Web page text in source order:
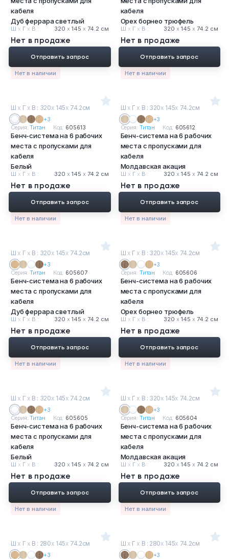
кабеля
Дуб феррара светлый
Ш х Г х В : 320 х145 х74.2 см
Нет в продаже
Нет в наличии
Отправить запрос
кабеля
Орех борнео трюфель
Ш х Г х В : 320 х 145 х 74.2 см
Нет в продаже
Нет в наличии
Отправить запрос
Ш х Г х В : 320х 145х 74.2см
+3
Серия:Титан Код: 605613
Бенч-система на 6 рабочих
места с пропусками для
кабеля
Белый
Ш х Г х В : 320 х145 х74.2 см
Нет в продаже
Нет в наличии
Отправить запрос
Ш х Г х В : 320х 145х 74.2см
+3
Серия: Титан Код: 605612
Бенч-система на 6 рабочих
места с пропусками для
кабеля
Молдавская акация
Ш х Г х В : 320 х 145 х 74.2 см
Нет в продаже
Нет в наличии
Отправить запрос
Ш х Г х В : 320х 145х 74.2см
+3
Серия:Титан Код: 605607
Бенч-система на 6 рабочих
места с пропусками для
кабеля
Дуб феррара светлый
Ш х Г х В : 320 х145 х74.2 см
Нет в продаже
Нет в наличии
Отправить запрос
Ш х Г х В : 320х 145х 74.2см
+3
Серия: Титан Код: 605606
Бенч-система на 6 рабочих
места с пропусками для
кабеля
Орех борнео трюфель
Ш х Г х В : 320 х 145 х 74.2 см
Нет в продаже
Нет в наличии
Отправить запрос
Ш х Г х В : 320х 145х 74.2см
+3
Серия:Титан Код: 605605
Бенч-система на 6 рабочих
места с пропусками для
кабеля
Белый
Ш х Г х В : 320 х145 х74.2 см
Нет в продаже
Нет в наличии
Отправить запрос
Ш х Г х В : 320х 145х 74.2см
+3
Серия: Титан Код: 605604
Бенч-система на 6 рабочих
места с пропусками для
кабеля
Молдавская акация
Ш х Г х В : 320 х 145 х 74.2 см
Нет в продаже
Нет в наличии
Отправить запрос
Ш х Г х В : 280х 145х 74.2см
+3
Ш х Г х В : 280х 145х 74.2см
+3
Тумбы офисные
Офисные диваны
Обеденная зона
Искусственные растения